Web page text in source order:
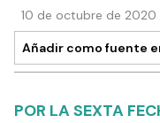
10 de octubre de 2020
Añadir como fuente
POR LA SEXTA